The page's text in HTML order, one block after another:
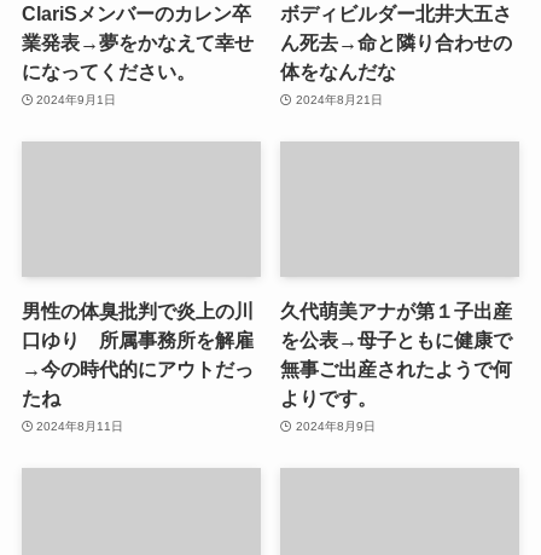
ClariSメンバーのカレン卒
業発表→夢をかなえて幸せ
になってください。
2024年9月1日
ボディビルダー北井大五さ
ん死去→命と隣り合わせの
体をなんだな
2024年8月21日
男性の体臭批判で炎上の川
口ゆり 所属事務所を解雇
→今の時代的にアウトだっ
たね
2024年8月11日
久代萌美アナが第１子出産
を公表→母子ともに健康で
無事ご出産されたようで何
よりです。
2024年8月9日